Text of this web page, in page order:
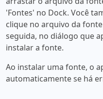
'Fontes' no Dock. Você
clique no arquivo da
seguida, no diálogo que
instalar a fonte.
Ao instalar uma fonte, o
automaticamente se há